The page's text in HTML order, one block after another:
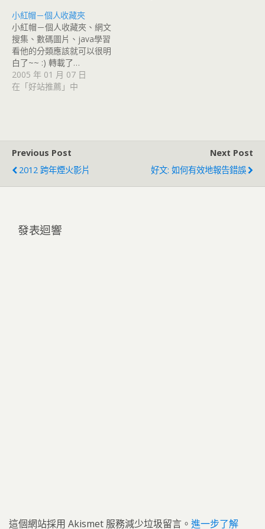
小紅帽－個人收藏夾
小紅帽－個人收藏夾、網文
搜集、數碼圖片、java學習
看他的分類應該就可以很明
白了~~ :) 轉載了…
2005 年 01 月 07 日
在「好站推薦」中
Previous Post
2012 跨年煙火影片
Next Post
好文: 如何有效地報告錯誤
發表迴響
這個網站採用 Akismet 服務減少垃圾留言。 進一步了解